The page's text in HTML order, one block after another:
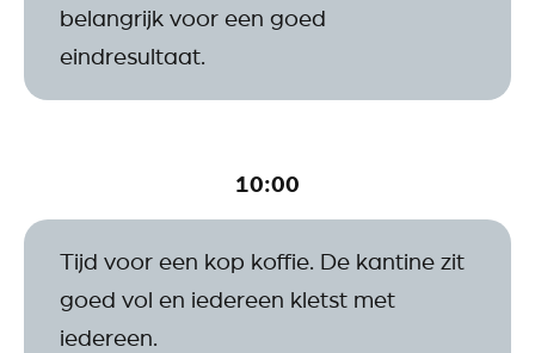
belangrijk voor een goed
eindresultaat.
10:00
Tijd voor een kop koffie. De kantine zit
goed vol en iedereen kletst met
iedereen.